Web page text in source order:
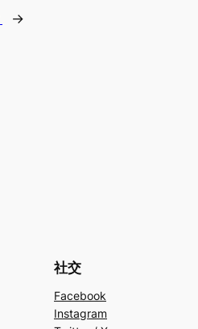
→
社交
Facebook
Instagram